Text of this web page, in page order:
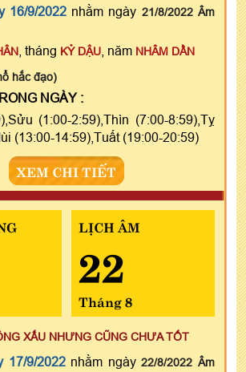
16/9/2022nhằm ngày 21/8/2022 Âm
, tháng KỶ DẬU , năm NHÂM DẦN
hắc đạo)
NGÀY :
(1:00-2:59),Thìn (7:00-8:59),Tỵ
(13:00-14:59),Tuất (19:00-20:59)
XEM CHI TIẾT
LỊCH ÂM
22
Tháng 8
XẤU NHƯNG CŨNG CHƯA TỐT
17/9/2022nhằm ngày22/8/2022 Âm